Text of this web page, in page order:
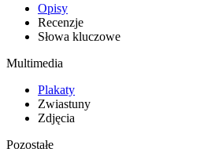
Opisy
Recenzje
Słowa kluczowe
Multimedia
Plakaty
Zwiastuny
Zdjęcia
Pozostałe